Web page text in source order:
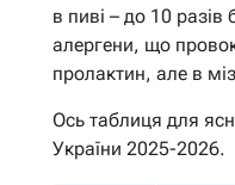
в пиві – до 10
алергени, що
пролактин, але в
Ось таблиця для
України 2025-2026.